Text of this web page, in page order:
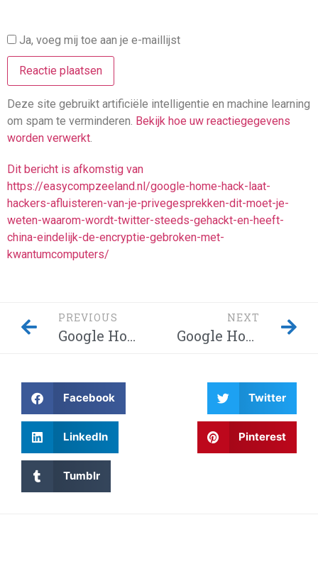
Ja, voeg mij toe aan je e-maillijst
Deze site gebruikt artificiële intelligentie en machine learning
om spam te verminderen. Bekijk hoe uw reactiegegevens
worden verwerkt.
Dit bericht is afkomstig van
https://easycompzeeland.nl/google-home-hack-laat-
hackers-afluisteren-van-je-privegesprekken-dit-moet-je-
weten-waarom-wordt-twitter-steeds-gehackt-en-heeft-
china-eindelijk-de-encryptie-gebroken-met-
kwantumcomputers/
PREVIOUS
Google Home-hack laat hackers afluisteren van je privégesprekken – Dit moet je weten! Waarom wordt Twitter steeds gehackt en heeft China eindelijk de encryptie gebroken met kwantumcomputers?
NEXT
Google Home-hack laat hackers afluisteren van je privégesprekken – Dit moet je weten! Waarom wordt Twitter steeds gehackt en heeft China eindelijk de encryptie gebroken met kwantumcomputers?
Facebook Twitter
LinkedIn Pinterest
Tumblr